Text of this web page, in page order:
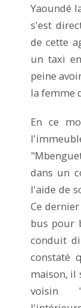
Yaoundé
s'est
de cette
un taxi
peine
la femme
En ce
dans un
l'aide de
Ce
bus pour
conduit
constaté
maison, il
voisin